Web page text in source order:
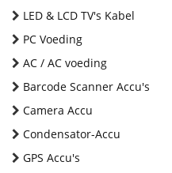
LED & LCD TV's Kabel
PC Voeding
AC / AC voeding
Barcode Scanner Accu's
Camera Accu
Condensator-Accu
GPS Accu's